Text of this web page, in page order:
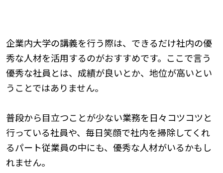
企業内大学の講義を行う際は、できるだけ社内の優
秀な人材を活用するのがおすすめです。ここで言う
優秀な社員とは、成績が良いとか、地位が高いとい
うことではありません。
普段から目立つことが少ない業務を日々コツコツと
行っている社員や、毎日笑顔で社内を掃除してくれ
るパート従業員の中にも、優秀な人材がいるかもし
れません。